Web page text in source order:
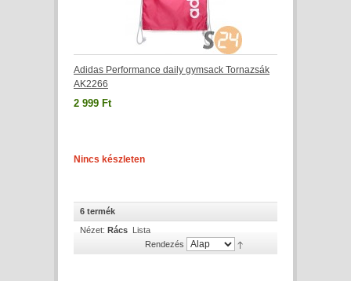
Adidas Performance daily gymsack Tornazsák
AK2266
2 999 Ft
Nincs készleten
6 termék
Nézet: Rács Lista
Rendezés